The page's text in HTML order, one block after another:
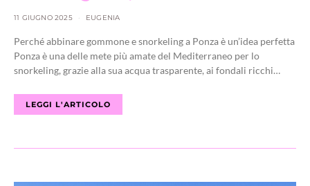
11 GIUGNO 2025 EUGENIA
Perché abbinare gommone e snorkeling a Ponza è un’idea perfetta
Ponza è una delle mete più amate del Mediterraneo per lo
snorkeling, grazie alla sua acqua trasparente, ai fondali ricchi…
LEGGI L'ARTICOLO